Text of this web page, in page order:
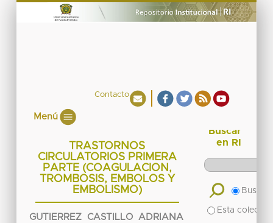
Contacto
Menú
TRASTORNOS
CIRCULATORIOS PRIMERA
PARTE (COAGULACION,
TROMBOSIS, EMBOLOS Y
EMBOLISMO)
GUTIERREZ CASTILLO ADRIANA
Buscar
en RI
Buscar
Esta